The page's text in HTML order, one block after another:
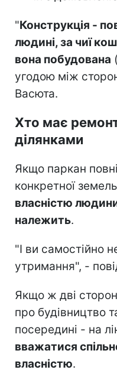
"Конструкція -
людині, за чиї
вона побудована
угодою між
Васюта.
Хто має
ділянками
Якщо паркан
конкретної
власністю
належить.
"І ви самостійно
утримання", -
Якщо ж дві
про будівництво
посередині - на
вважатися
власністю.